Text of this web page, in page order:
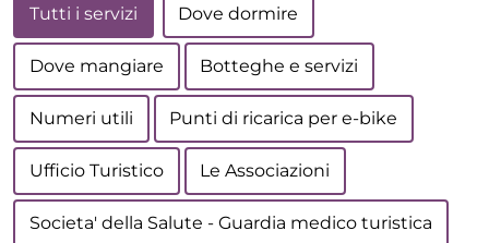
Tutti i servizi Dove dormire
Dove mangiare Botteghe e servizi
Numeri utili Punti di ricarica per e-bike
Ufficio Turistico Le Associazioni
Societa' della Salute - Guardia medico turistica